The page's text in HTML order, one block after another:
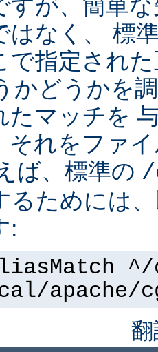
すが、簡単
はなく、 標
で指定され
かどうかを
たマッチを
それをファ
ば、標準の /
るためには
:
apache/